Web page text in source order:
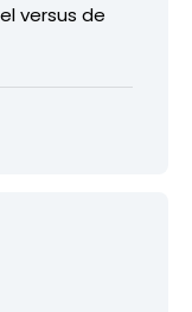
versus de